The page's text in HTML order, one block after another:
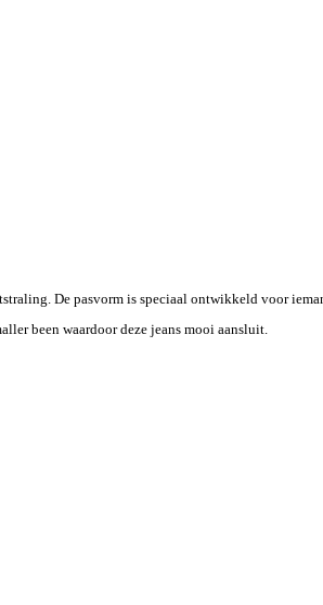
De pasvorm is speciaal ontwikkeld voor
been waardoor deze jeans mooi aansluit.